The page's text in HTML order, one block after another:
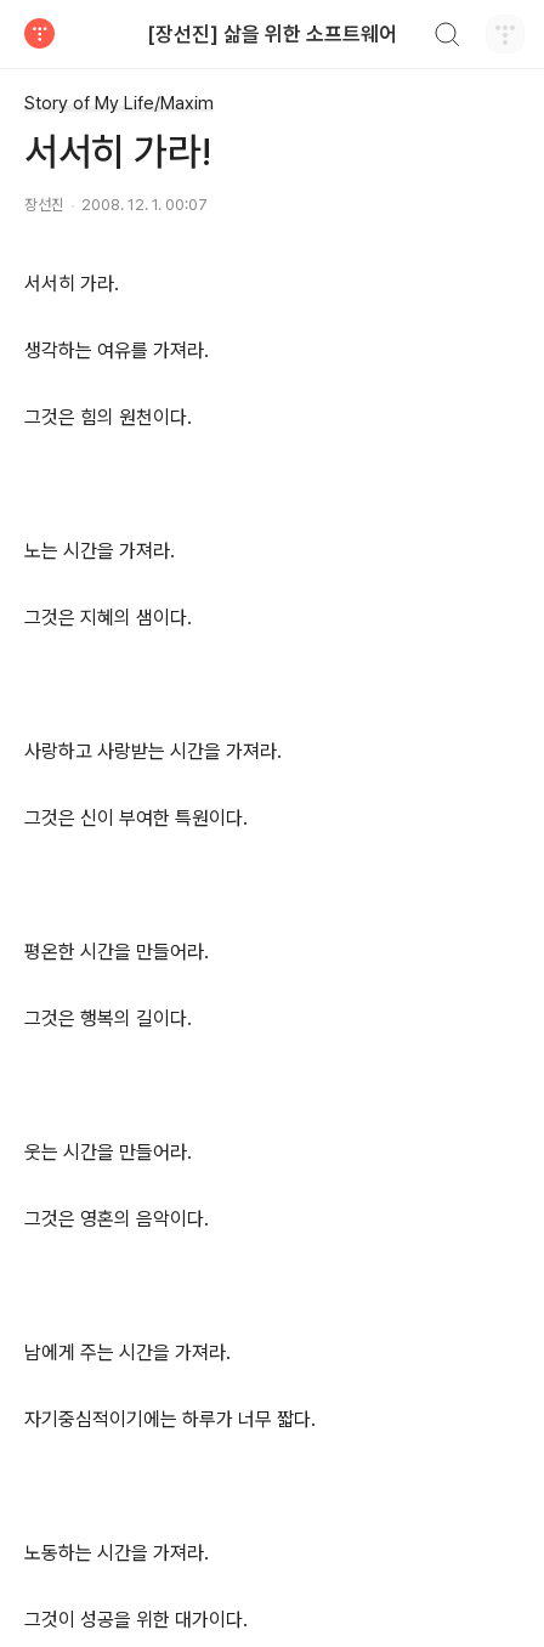
[장선진] 삶을 위한 소프트웨어
Story of My Life/Maxim
서서히 가라!
장선진 2008. 12. 1. 00:07
서서히 가라.
생각하는 여유를 가져라.
그것은 힘의 원천이다.
노는 시간을 가져라.
그것은 지혜의 샘이다.
사랑하고 사랑받는 시간을 가져라.
그것은 신이 부여한 특원이다.
평온한 시간을 만들어라.
그것은 행복의 길이다.
웃는 시간을 만들어라.
그것은 영혼의 음악이다.
남에게 주는 시간을 가져라.
자기중심적이기에는 하루가 너무 짧다.
노동하는 시간을 가져라.
그것이 성공을 위한 대가이다.